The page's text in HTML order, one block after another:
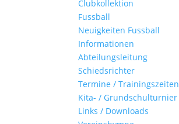
Clubkollektion
Fussball
Neuigkeiten Fussball
Informationen
Abteilungsleitung
Schiedsrichter
Termine / Trainingszeiten
Kita- / Grundschulturnier
Links / Downloads